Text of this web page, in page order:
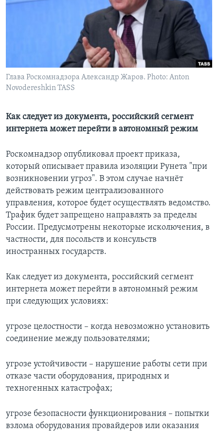
Языки
Глава Роскомнадзора Александр Жаров. Photo: Anton
Novodereshkin TASS
Как следует из документа, российский сегмент
интернета может перейти в автономный режим
Роскомнадзор опубликовал проект приказа,
который описывает правила изоляции Рунета "при
возникновении угроз". В этом случае начнёт
действовать режим централизованного
управления, которое будет осуществлять ведомство.
Трафик будет запрещено направлять за пределы
России. Предусмотрены некоторые исколючения, в
частности, для посольств и консульств
иностранных государств.
Как следует из документа, российский сегмент
интернета может перейти в автономный режим
при следующих условиях:
угрозе целостности – когда невозможно установить
соединение между пользователями;
угрозе устойчивости – нарушение работы сети при
отказе части оборудования, природных и
техногенных катастрофах;
угрозе безопасности функционирования – попытки
взлома оборудования провайдеров или оказания